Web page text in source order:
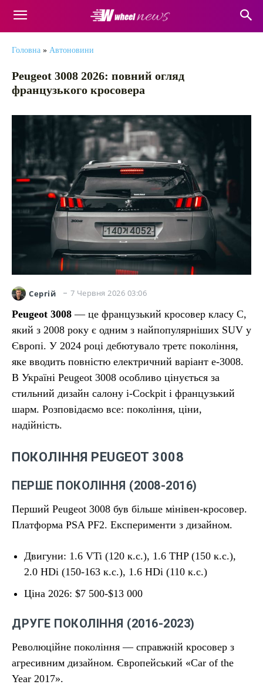
Головна » Автоновини
Peugeot 3008 2026: повний огляд
французького кросовера
Сергій 7 Червня 2026 03:06
Peugeot 3008 — це французький кросовер класу C,
який з 2008 року є одним з найпопулярніших SUV у
Європі. У 2024 році дебютувало третє покоління,
яке вводить повністю електричний варіант e-3008.
В Україні Peugeot 3008 особливо цінується за
стильний дизайн салону i-Cockpit і французький
шарм. Розповідаємо все: покоління, ціни,
надійність.
ПОКОЛІННЯ PEUGEOT 3008
ПЕРШЕ ПОКОЛІННЯ (2008-2016)
Перший Peugeot 3008 був більше мінівен-кросовер.
Платформа PSA PF2. Експерименти з дизайном.
Двигуни: 1.6 VTi (120 к.с.), 1.6 THP (150 к.с.),
2.0 HDi (150-163 к.с.), 1.6 HDi (110 к.с.)
Ціна 2026: $7 500-$13 000
ДРУГЕ ПОКОЛІННЯ (2016-2023)
Революційне покоління — справжній кросовер з
агресивним дизайном. Європейський «Car of the
Year 2017».